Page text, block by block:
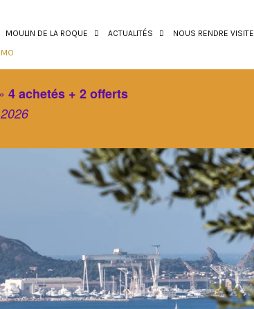
MOULIN DE LA ROQUE ACTUALITÉS NOUS RENDRE VISITE
4 achetés + 2 offerts